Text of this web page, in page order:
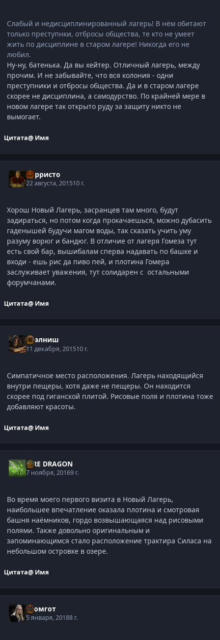
Слабый и недисциплинированный лагерь! В нём обитают
только преступнки, отбросы общества, те кто не умеет
жить по дисциплине в старом лагере! Никогда его не
любил.
Ну-ну, батенька. Да вы хейтер. Отличный лагерь, между
прочим. И не забывайте, что вся колония - одни
преступники и отбросы общества. Да и в старом лагере
скорее не дисциплина, а самодурство. По крайней мере в
новом лагере так открыто руду за защиту никто не
вымогает.
Цитата@ Имя
Корристо
22 августа, 201510 г.
Хорош Новый Лагерь, засранцев там много, будут
задираться, но потом когда прокачаешься, можно дубасить
гаденышей будучи магом воды, так сказать учить уму
разуму ворюг и бандюг. В отличие от лагеря Гомеза тут
есть свой бар, вышибалам сперва надавать по башке и
входи - ешь рис да пиво пей, и плотина Гомера
заслуживает уважения, тут солидарен с остальными
форумчанами.
Цитата@ Имя
Нээлниш
11 декабря, 201510 г.
Симпатичное место расположения. Лагерь находящийся
внутри пещеры, хотя даже не пещеры. Он находится
скорее под гиганской плитой. Рисовые поля и плотина тоже
добавляют красоты.
Цитата@ Имя
FIRE DRAGON
7 ноября, 20169 г.
Во время моего первого визита в Новый Лагерь,
наибольшее впечатление оказала плотина и смотровая
башня наёмников, гордо возвышающаяся над рисовыми
полями. Также довольно оригинальным и
запоминающимся стало расположение трактира Силаса на
небольшом островке в озере.
Цитата@ Имя
Громгот
5 января, 20188 г.